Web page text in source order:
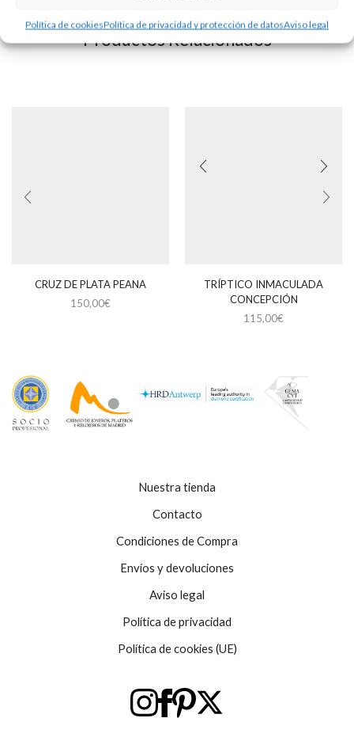
Política de cookiesPolítica de privacidad y protección de datosAviso legal
Productos Relacionados
CRUZ DE PLATA PEANA
150,00€
TRÍPTICO INMACULADA
CONCEPCIÓN
115,00€
Nuestra tienda
Contacto
Condiciones de Compra
Envíos y devoluciones
Aviso legal
Política de privacidad
Política de cookies (UE)